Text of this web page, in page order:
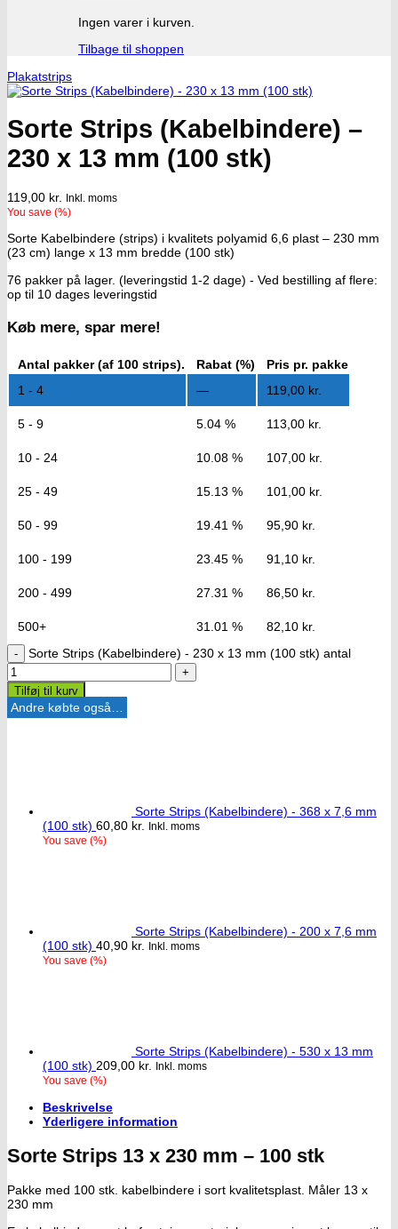
Ingen varer i kurven.
Tilbage til shoppen
Plakatstrips
Sorte Strips (Kabelbindere) –
230 x 13 mm (100 stk)
119,00 kr.
Inkl. moms
You save (%)
Sorte Kabelbindere (strips) i kvalitets polyamid 6,6 plast – 230 mm
(23 cm) lange x 13 mm bredde (100 stk)
76 pakker på lager. (leveringstid 1-2 dage) - Ved bestilling af flere:
op til 10 dages leveringstid
Køb mere, spar mere!
Antal pakker (af 100 strips). Rabat (%)
Pris pr. pakke
1 - 4
— 119,00 kr.
5 - 9 5.04 % 113,00 kr.
10 - 24 10.08 % 107,00 kr.
25 - 49 15.13 % 101,00 kr.
50 - 99 19.41 % 95,90 kr.
100 - 199 23.45 % 91,10 kr.
200 - 499 27.31 % 86,50 kr.
500+ 31.01 % 82,10 kr.
Sorte Strips (Kabelbindere) - 230 x 13 mm (100 stk) antal
Tilføj til kurv
Andre købte også…
Sorte Strips (Kabelbindere) - 368 x 7,6 mm
(100 stk) 60,80 kr. Inkl. moms
You save (%)
Sorte Strips (Kabelbindere) - 200 x 7,6 mm
(100 stk) 40,90 kr. Inkl. moms
You save (%)
Sorte Strips (Kabelbindere) - 530 x 13 mm
(100 stk) 209,00 kr. Inkl. moms
You save (%)
Beskrivelse
Yderligere information
Sorte Strips 13 x 230 mm – 100 stk
Pakke med 100 stk. kabelbindere i sort kvalitetsplast. Måler 13 x
230 mm